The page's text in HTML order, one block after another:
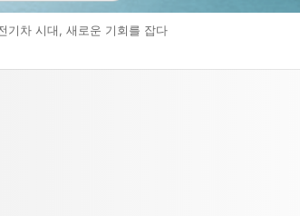
기차 시대, 새로운 기회를 잡다